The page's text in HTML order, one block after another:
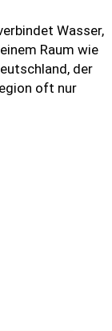
Wasser,
Raum wie
der
oft nur